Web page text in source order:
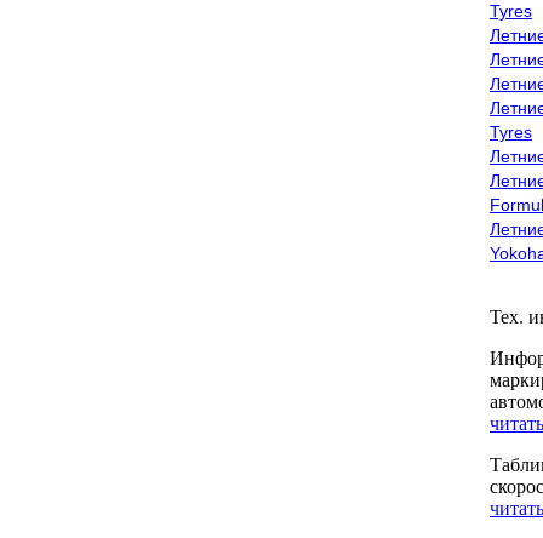
Tyres
Tyres
Тех.